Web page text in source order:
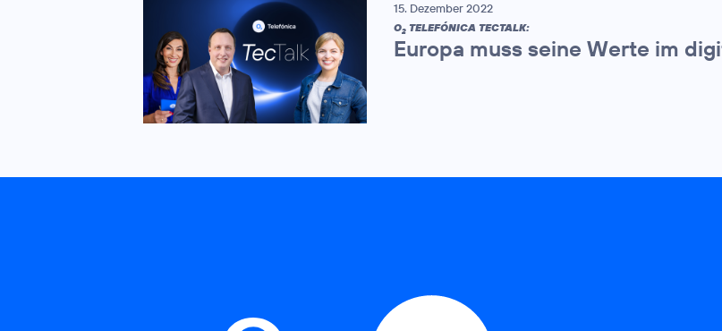
15. Dezember 2022
O2 TELEFÓNICA TECTALK:
Europa muss seine Werte im